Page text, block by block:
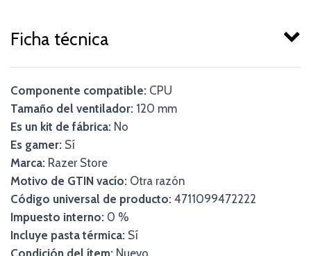
Ficha técnica
Componente compatible: CPU
Tamaño del ventilador: 120 mm
Es un kit de fábrica: No
Es gamer: Sí
Marca: Razer Store
Motivo de GTIN vacío: Otra razón
Código universal de producto: 4711099472222
Impuesto interno: 0 %
Incluye pasta térmica: Sí